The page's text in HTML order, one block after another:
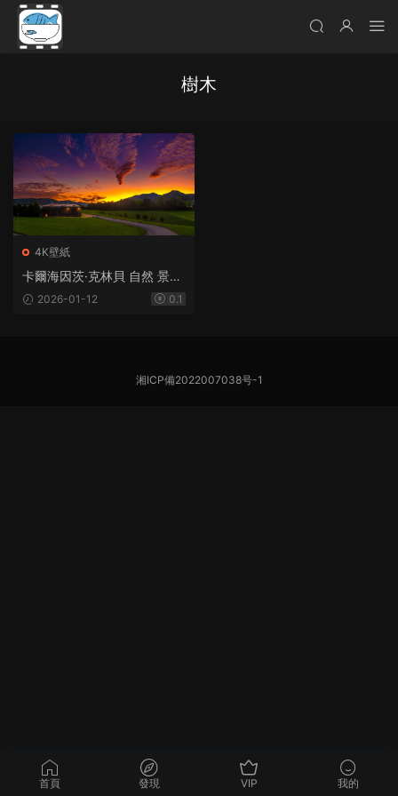
樹木
4K壁紙
卡爾海因茨·克林貝 自然 景觀
天空 雲 草 路 瀝青 樹木 燈 房
2026-01-12 0.1
湘ICP備2022007038号-1
首頁 發現 VIP 我的